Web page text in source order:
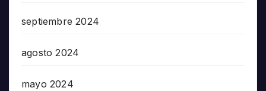
septiembre 2024
agosto 2024
mayo 2024